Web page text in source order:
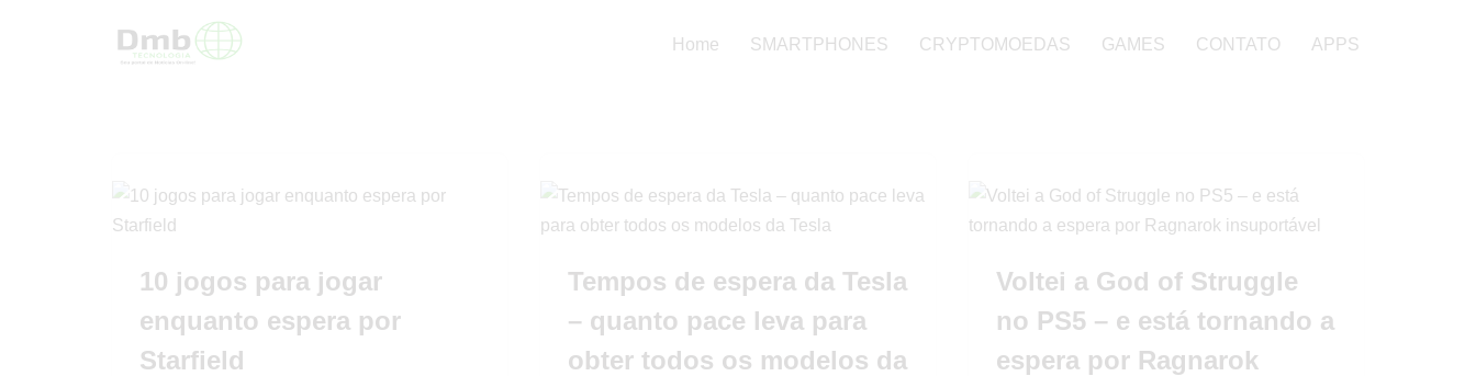
Home SMARTPHONES CRYPTOMOEDAS GAMES CONTATO APPS
10 jogos para jogar
enquanto espera por
Starfield
Tempos de espera da Tesla
– quanto pace leva para
obter todos os modelos da
Voltei a God of Struggle
no PS5 – e está tornando a
espera por Ragnarok